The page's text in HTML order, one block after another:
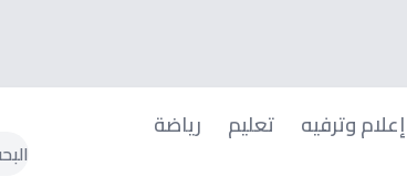
إعلام وترفيه تعليم
رياضة